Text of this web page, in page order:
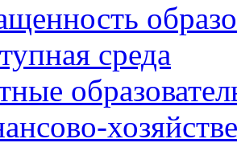
среда